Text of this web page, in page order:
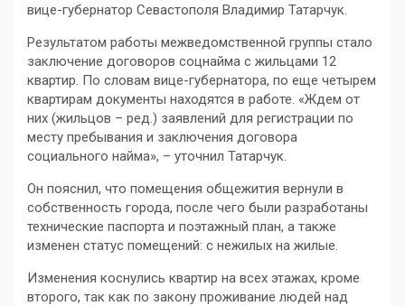
вице-губернатор Севастополя Владимир Татарчук.
Результатом работы межведомственной группы стало
заключение договоров соцнайма с жильцами 12
квартир. По словам вице-губернатора, по еще четырем
квартирам документы находятся в работе. «Ждем от
них (жильцов – ред.) заявлений для регистрации по
месту пребывания и заключения договора
социального найма», – уточнил Татарчук.
Он пояснил, что помещения общежития вернули в
собственность города, после чего были разработаны
технические паспорта и поэтажный план, а также
изменен статус помещений: с нежилых на жилые.
Изменения коснулись квартир на всех этажах, кроме
второго, так как по закону проживание людей над